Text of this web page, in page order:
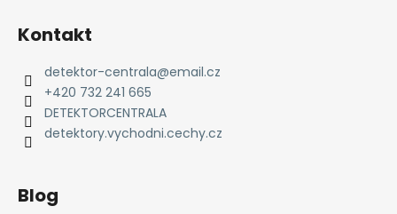
Kontakt
detektor-centrala@email.cz
+420 732 241 665
DETEKTORCENTRALA
detektory.vychodni.cechy.cz
Blog